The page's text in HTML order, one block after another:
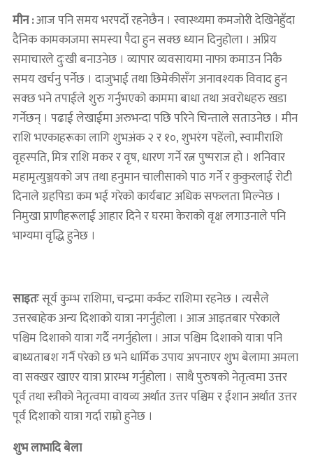
मीन :आज पनि समय भरपर्दो रहनेछैन । स्वास्थ्यमा कमजोरी देखिनेहुँदा
दैनिक कामकाजमा समस्या पैदा हुन सक्छ ध्यान दिनुहोला । अप्रिय
समाचारले दुःखी बनाउनेछ । व्यापार व्यवसायमा नाफा कमाउन निकै
समय खर्चनु पर्नेछ । दाजुभाई तथा छिमेकीसँग अनावश्यक विवाद हुन
सक्छ भने तपाईले शुरु गर्नुभएको काममा बाधा तथा अवरोधहरु खडा
गर्नेछन् । पढाई लेखाईमा अरुभन्दा पछि परिने चिन्ताले सताउनेछ । मीन
राशि भएकाहरूका लागि शुभअंक २ र १०, शुभरंग पहेंलो, स्वामीराशि
वृहस्पति, मित्र राशि मकर र वृष, धारण गर्ने रत्न पुष्पराज हो । शनिवार
महामृत्युञ्जयको जप तथा हनुमान चालीसाको पाठ गर्ने र कुकुरलाई रोटी
दिनाले ग्रहपिडा कम भई गरेको कार्यबाट अधिक सफलता मिल्नेछ ।
निमुखा प्राणीहरूलाई आहार दिने र घरमा केराको वृक्ष लगाउनाले पनि
भाग्यमा वृद्धि हुनेछ ।
साइतःसूर्य कुम्भ राशिमा, चन्द्रमा कर्कट राशिमा रहनेछ । त्यसैले
उत्तरबाहेक अन्य दिशाको यात्रा नगर्नुहोला । आज आइतबार परेकाले
पश्चिम दिशाको यात्रा गर्दै नगर्नुहोला । आज पश्चिम दिशाको यात्रा पनि
बाध्यताबश गर्नै परेको छ भने धार्मिक उपाय अपनाएर शुभ बेलामा अमला
वा सक्खर खाएर यात्रा प्रारम्भ गर्नुहोला । साथै पुरुषको नेतृत्वमा उत्तर
पूर्व तथा स्त्रीको नेतृत्वमा वायव्य अर्थात उत्तर पश्चिम र ईशान अर्थात उत्तर
पूर्व दिशाको यात्रा गर्दा राम्रो हुनेछ ।
शुभ लाभादि बेला